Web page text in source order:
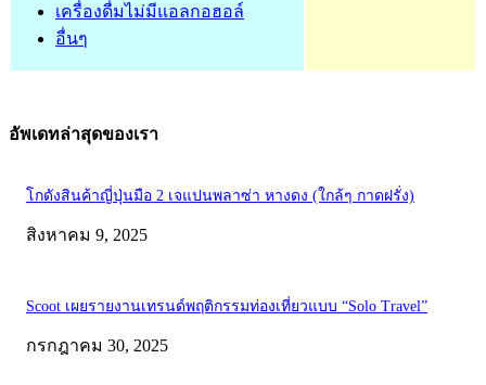
เครื่องดื่มไม่มีแอลกอฮอล์
อื่นๆ
อัพเดทล่าสุดของเรา
โกดังสินค้าญี่ปุ่นมือ 2 เจแปนพลาซ่า หางดง (ใกล้ๆ กาดฝรั่ง)
สิงหาคม 9, 2025
Scoot เผยรายงานเทรนด์พฤติกรรมท่องเที่ยวแบบ “Solo Travel”
กรกฎาคม 30, 2025